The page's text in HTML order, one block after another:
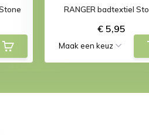
RANGER badtextiel
€ 5,95